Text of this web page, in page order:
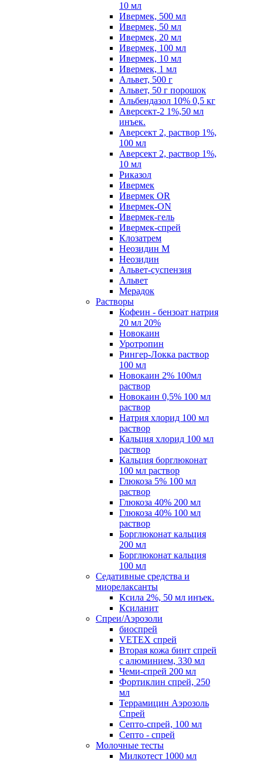
10 мл
Ивермек, 500 мл
Ивермек, 50 мл
Ивермек, 20 мл
Ивермек, 100 мл
Ивермек, 10 мл
Ивермек, 1 мл
Альвет, 500 г
Альвет, 50 г порошок
Альбендазол 10% 0,5 кг
Аверсект-2 1%,50 мл
инъек.
Аверсект 2, раствор 1%,
100 мл
Аверсект 2, раствор 1%,
10 мл
Риказол
Ивермек
Ивермек OR
Ивермек-ON
Ивермек-гель
Ивермек-спрей
Клозатрем
Неозидин М
Неозидин
Альвет-суспензия
Альвет
Мерадок
Растворы
Кофеин - бензоат натрия
20 мл 20%
Новокаин
Уротропин
Рингер-Локка раствор
100 мл
Новокаин 2% 100мл
раствор
Новокаин 0,5% 100 мл
раствор
Натрия хлорид 100 мл
раствор
Кальция хлорид 100 мл
раствор
Кальция борглюконат
100 мл раствор
Глюкоза 5% 100 мл
раствор
Глюкоза 40% 200 мл
Глюкоза 40% 100 мл
раствор
Борглюконат кальция
200 мл
Борглюконат кальция
100 мл
Седативные средства и
миорелаксанты
Ксила 2%, 50 мл инъек.
Ксиланит
Спреи/Аэрозоли
биоспрей
VETEX спрей
Вторая кожа бинт спрей
с алюминием, 330 мл
Чеми-спрей 200 мл
Фортиклин спрей, 250
мл
Террамицин Аэрозоль
Спрей
Септо-спрей, 100 мл
Септо - спрей
Молочные тесты
Милкотест 1000 мл